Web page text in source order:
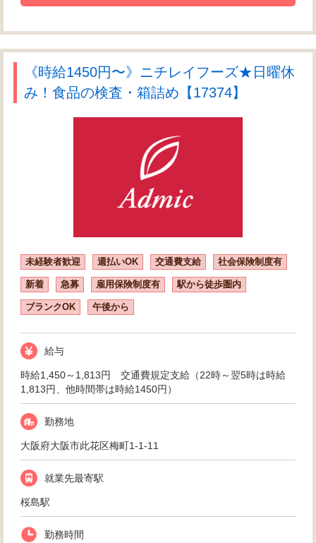
《時給1450円〜》ニチレイフーズ★日曜休
み！食品の検査・箱詰め【17374】
未経験者歓迎 週払いOK 交通費支給 社会保険制度有
新着 急募 雇用保険制度有 駅から徒歩圏内
ブランクOK 午後から
給与
時給1,450～1,813円 交通費規定支給（22時～翌5時は時給
1,813円、他時間帯は時給1450円）
勤務地
大阪府大阪市此花区梅町1-1-11
就業先最寄駅
桜島駅
勤務時間